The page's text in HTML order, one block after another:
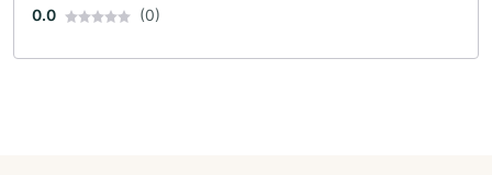
0.0 (0)